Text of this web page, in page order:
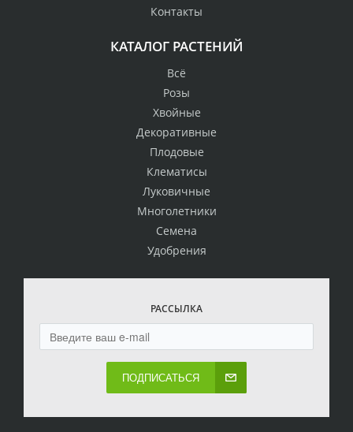
Контакты
КАТАЛОГ РАСТЕНИЙ
Всё
Розы
Хвойные
Декоративные
Плодовые
Клематисы
Луковичные
Многолетники
Семена
Удобрения
РАССЫЛКА
ПОДПИСАТЬСЯ